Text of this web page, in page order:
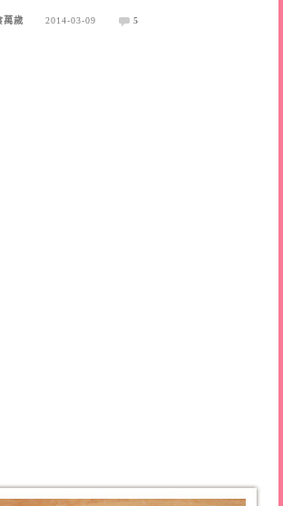
萬歲 2014-03-09 5